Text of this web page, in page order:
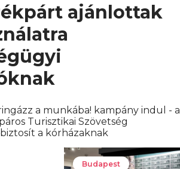
ajánlottak
a munkába! kampány indul - a
Turisztikai Szövetség
a kórházaknak
Budapest